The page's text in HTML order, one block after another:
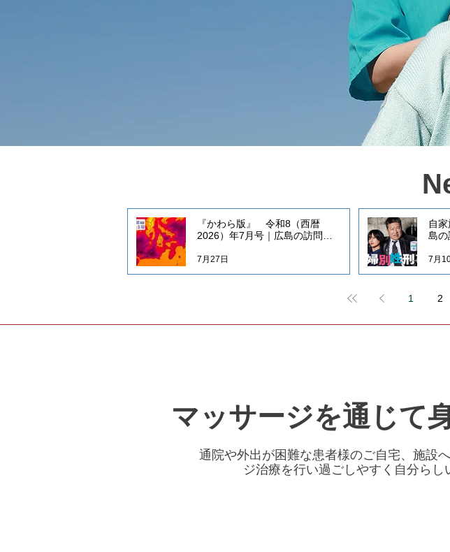
『かわら版』 令和8（西暦
2026）年7月号｜広島の訪問鍼
療院
7月27日
自
島の
7月
1 2
マッサージを通じて
通院や外出が困難な患者様のご自宅、施設
ジ治療を行い過ごしやすく自分ら